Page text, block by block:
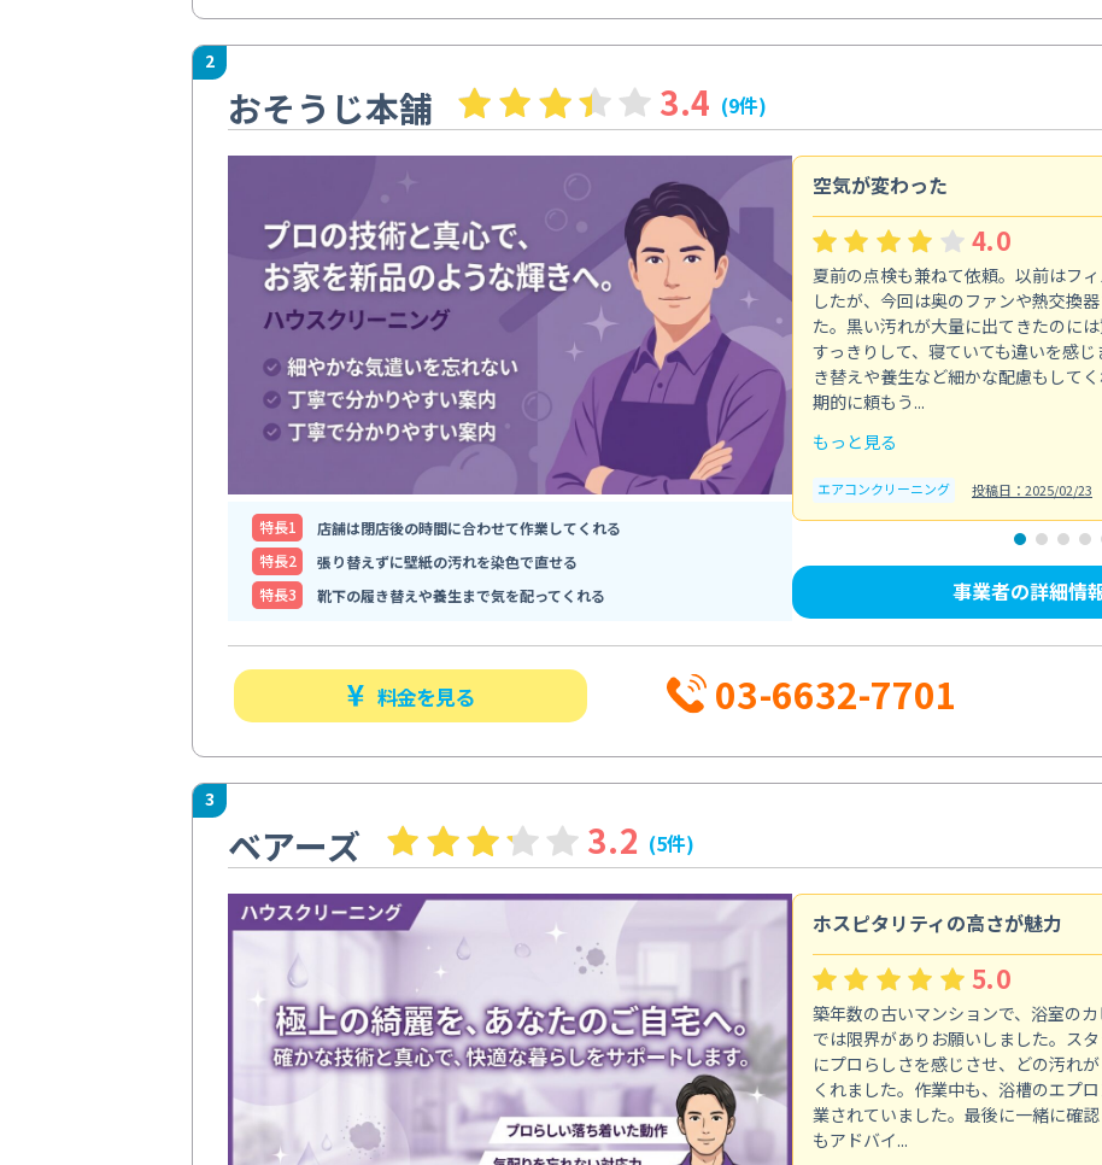
2
おそうじ本舗 3.4 (9件)
特⻑1
店舗は閉店後の時間に合わせて作業してくれる
特⻑2
張り替えずに壁紙の汚れを染色で直せる
特⻑3
靴下の履き替えや養生まで気を配ってくれる
空気が変わった
4.0
夏前の点検も兼ねて依頼。以前はフ
したが、今回は奥のファンや熱交換
た。黒い汚れが大量に出てきたのに
すっきりして、寝ていても違いを感
き替えや養生など細かな配慮もして
期的に頼もう...
もっと見る
エアコンクリーニング 投稿日：2025/02/23
事業者の詳細情
料金を見る 03-6632-7701
3
ベアーズ 3.2 (5件)
ホスピタリティの高さが魅力
5.0
築年数の古いマンションで、浴室の
では限界がありお願いしました。ス
にプロらしさを感じさせ、どの汚れ
くれました。作業中も、浴槽のエプ
業されていました。最後に一緒に確
もアドバイ...